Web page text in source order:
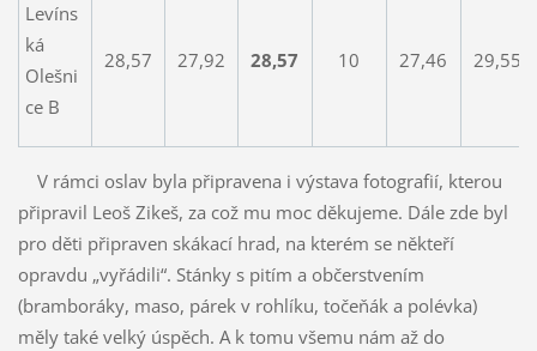
Levíns
ká
Olešni
ce B
28,57 27,92 28,57 10 27,46 29,55
V rámci oslav byla připravena i výstava fotografií, kterou
připravil Leoš Zikeš, za což mu moc děkujeme. Dále zde byl
pro děti připraven skákací hrad, na kterém se někteří
opravdu „vyřádili“. Stánky s pitím a občerstvením
(bramboráky, maso, párek v rohlíku, točeňák a polévka)
měly také velký úspěch. A k tomu všemu nám až do